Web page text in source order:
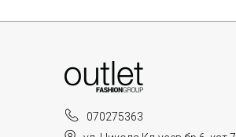
070275363